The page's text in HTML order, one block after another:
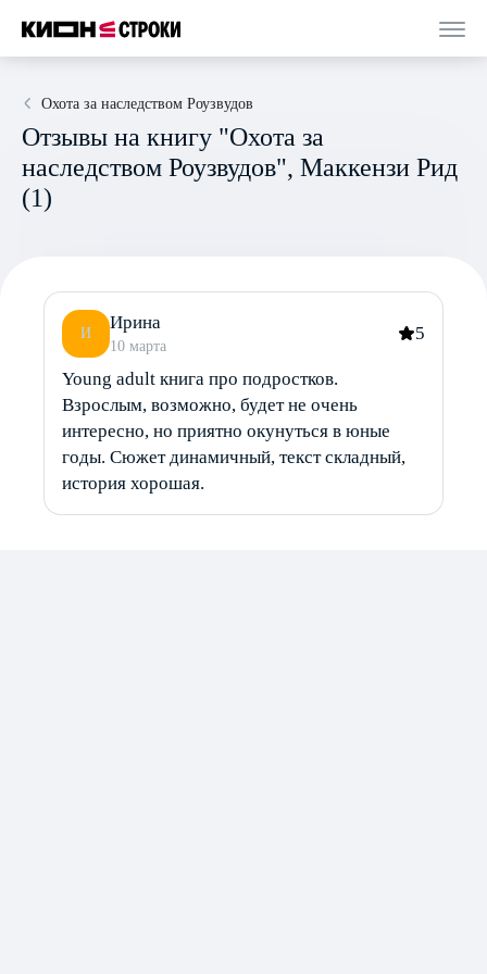
Охота за наследством Роузвудов
Отзывы на книгу "Охота за
наследством Роузвудов", Маккензи Рид
(1)
И
Ирина
10 марта
5
Young adult книга про подростков.
Взрослым, возможно, будет не очень
интересно, но приятно окунуться в юные
годы. Сюжет динамичный, текст складный,
история хорошая.